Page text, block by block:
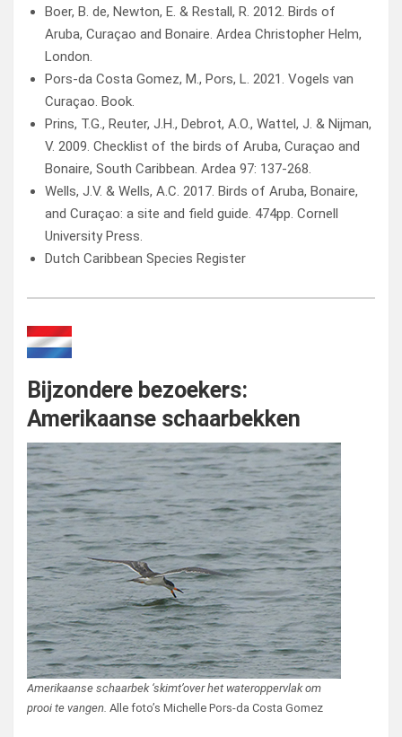
Boer, B. de, Newton, E. & Restall, R. 2012. Birds of
Aruba, Curaçao and Bonaire. Ardea Christopher Helm,
London.
Pors-da Costa Gomez, M., Pors, L. 2021. Vogels van
Curaçao. Book.
Prins, T.G., Reuter, J.H., Debrot, A.O., Wattel, J. & Nijman,
V. 2009. Checklist of the birds of Aruba, Curaçao and
Bonaire, South Caribbean. Ardea 97: 137-268.
Wells, J.V. & Wells, A.C. 2017. Birds of Aruba, Bonaire,
and Curaçao: a site and field guide. 474pp. Cornell
University Press.
Dutch Caribbean Species Register
Bijzondere bezoekers:
Amerikaanse schaarbekken
Amerikaanse schaarbek ‘skimt’over het wateroppervlak om
prooi te vangen. Alle foto’s Michelle Pors-da Costa Gomez